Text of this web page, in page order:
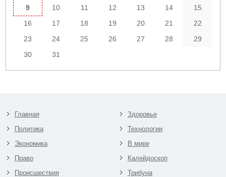
9
10 11 12 13 14
15
16
17 18 19 20 21
22
23
24 25 26 27 28
29
30
31
Главная
Политика
Экономика
Право
Происшествия
Здоровье
Технологии
В мире
Калейдоскоп
Трибуна